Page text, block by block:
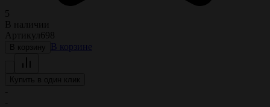
5
В наличии
Артикул 698
В корзину В корзине
Купить в один клик
-
-